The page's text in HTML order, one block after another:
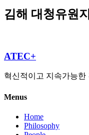
김해 대청유원지
ATEC+
혁신적이고 지속가능
Menus
Home
Philosophy